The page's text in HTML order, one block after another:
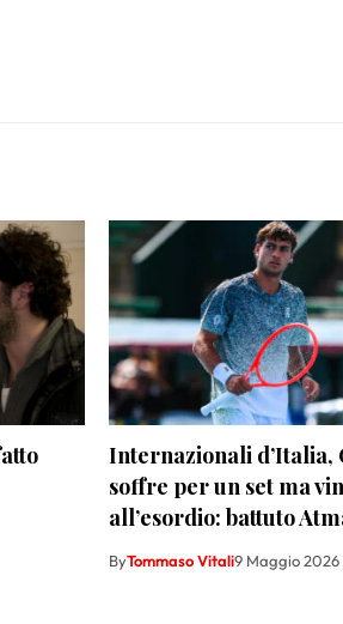
Internazionali d’Italia,
soffre per un set ma
all’esordio: battuto
ByTommaso Vitali9 Maggio 2026